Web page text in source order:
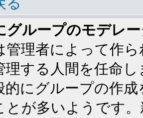
グループのモデレ
管理者によって作
理する人間を任命
的にグループの作
とが多いようです